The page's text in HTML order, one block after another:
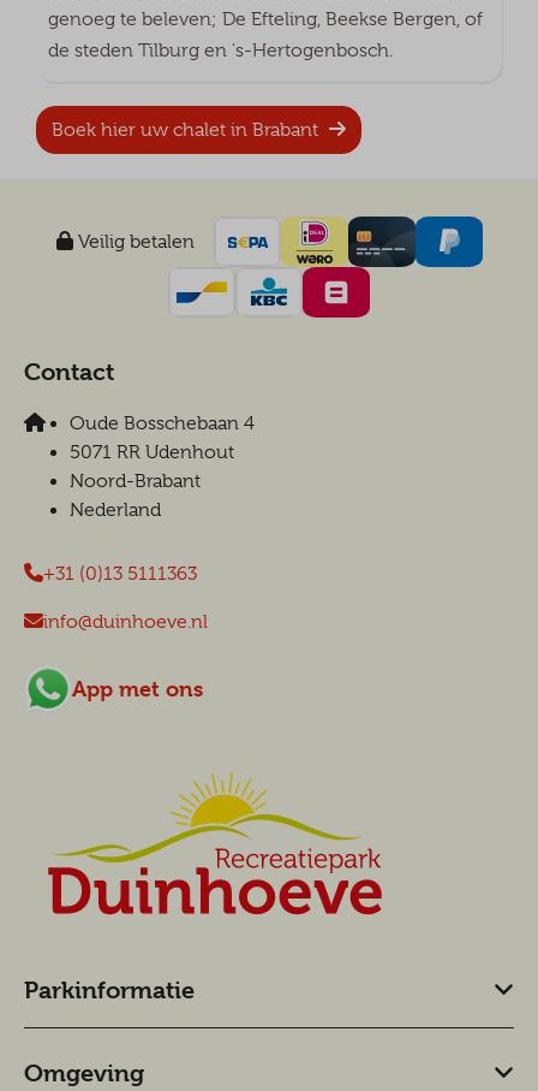
genoeg te beleven; De Efteling, Beekse Bergen, of
de steden Tilburg en 's-Hertogenbosch.
Boek hier uw chalet in Brabant
Veilig betalen
Contact
Oude Bosschebaan 4
5071 RR Udenhout
Noord-Brabant
Nederland
+31 (0)13 5111363
info@duinhoeve.nl
App met ons
Parkinformatie
Omgeving